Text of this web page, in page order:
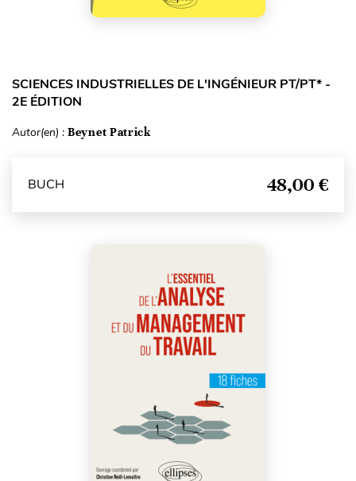
SCIENCES INDUSTRIELLES DE L'INGÉNIEUR PT/PT* -
2E ÉDITION
Autor(en) : Beynet Patrick
BUCH 48,00 €